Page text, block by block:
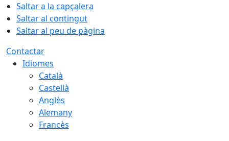
Saltar a la capçalera
Saltar al contingut
Saltar al peu de pàgina
Contactar
Idiomes
Català
Castellà
Anglès
Alemany
Francès